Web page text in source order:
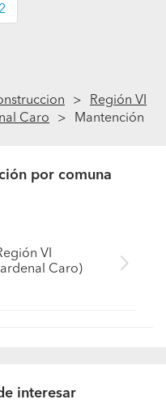
Región VI
Caro
Mantención
por comuna
VI
Caro)
interesar